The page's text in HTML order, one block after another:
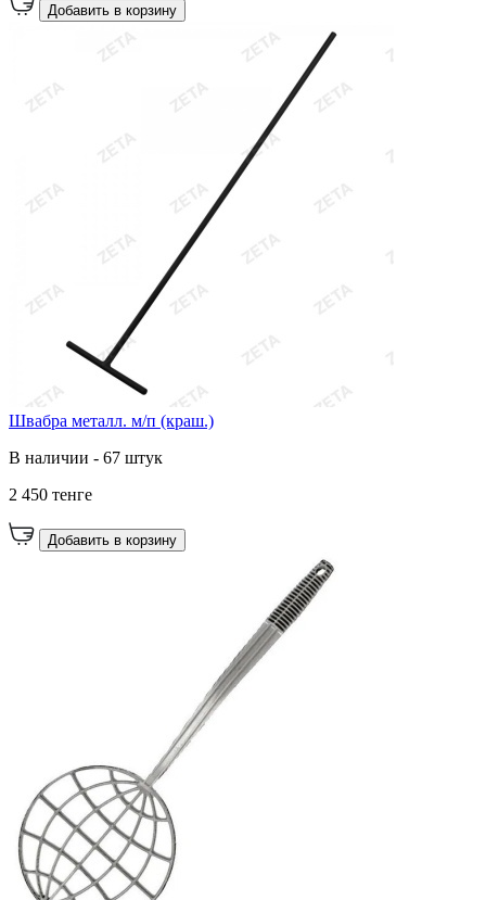
Добавить в корзину
Швабра металл. м/п (краш.)
В наличии - 67 штук
2 450 тенге
Добавить в корзину